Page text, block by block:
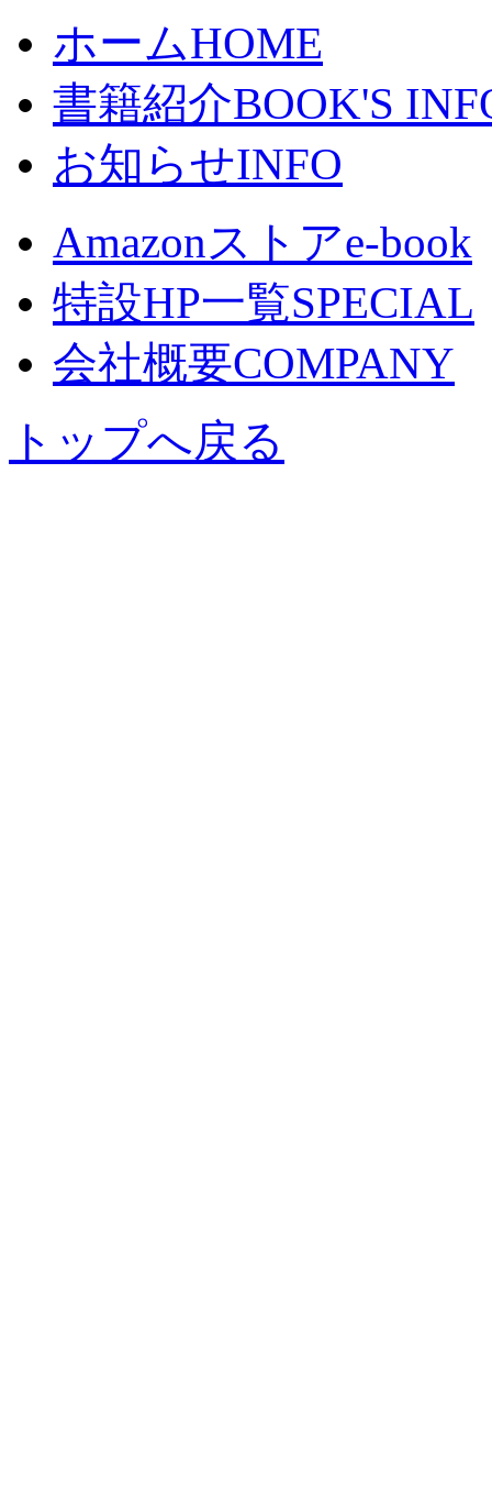
ホームHOME
書籍紹介BOOK'S
お知らせINFO
Amazonストアe-book
特設HP一覧SPECIAL
会社概要COMPANY
トップへ戻る